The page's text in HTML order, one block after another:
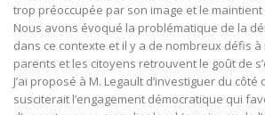
trop préoccupée par son image et le
Nous avons évoqué la problématique de la
dans ce contexte et il y a de nombreux défis
parents et les citoyens retrouvent le goût de
J’ai proposé à M. Legault d’investiguer du côté
susciterait l’engagement démocratique qui